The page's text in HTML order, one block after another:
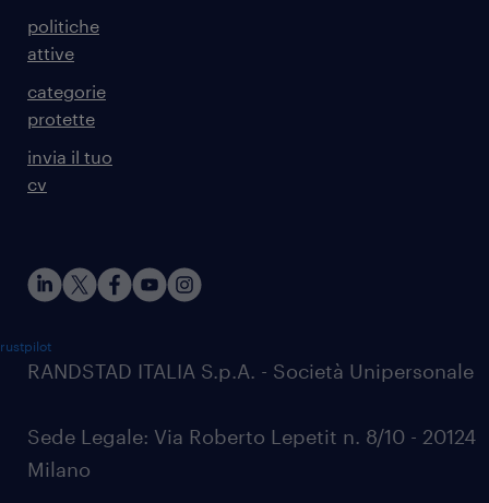
politiche
attive
categorie
protette
invia il tuo
cv
RANDSTAD ITALIA S.p.A. - Società Unipersonale
Sede Legale: Via Roberto Lepetit n. 8/10 - 20124
Milano